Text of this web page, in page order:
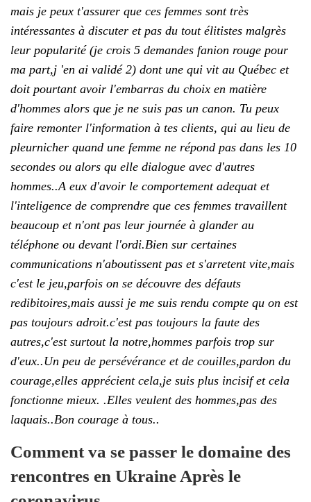
mais je peux t'assurer que ces femmes sont très
intéressantes à discuter et pas du tout élitistes malgrès
leur popularité (je crois 5 demandes fanion rouge pour
ma part,j 'en ai validé 2) dont une qui vit au Québec et
doit pourtant avoir l'embarras du choix en matière
d'hommes alors que je ne suis pas un canon. Tu peux
faire remonter l'information à tes clients, qui au lieu de
pleurnicher quand une femme ne répond pas dans les 10
secondes ou alors qu elle dialogue avec d'autres
hommes..A eux d'avoir le comportement adequat et
l'inteligence de comprendre que ces femmes travaillent
beaucoup et n'ont pas leur journée à glander au
téléphone ou devant l'ordi.Bien sur certaines
communications n'aboutissent pas et s'arretent vite,mais
c'est le jeu,parfois on se découvre des défauts
redibitoires,mais aussi je me suis rendu compte qu on est
pas toujours adroit.c'est pas toujours la faute des
autres,c'est surtout la notre,hommes parfois trop sur
d'eux..Un peu de persévérance et de couilles,pardon du
courage,elles apprécient cela,je suis plus incisif et cela
fonctionne mieux. .Elles veulent des hommes,pas des
laquais..Bon courage à tous..
Comment va se passer le domaine des
rencontres en Ukraine Après le